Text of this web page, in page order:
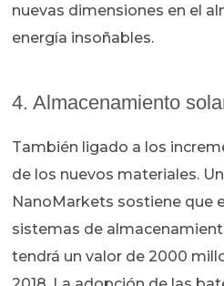
nuevas dimensiones en el
energía insoñables.
4. Almacenamiento
También ligado a los
de los nuevos materiales.
NanoMarkets sostiene que
sistemas de
tendrá un valor de 2000